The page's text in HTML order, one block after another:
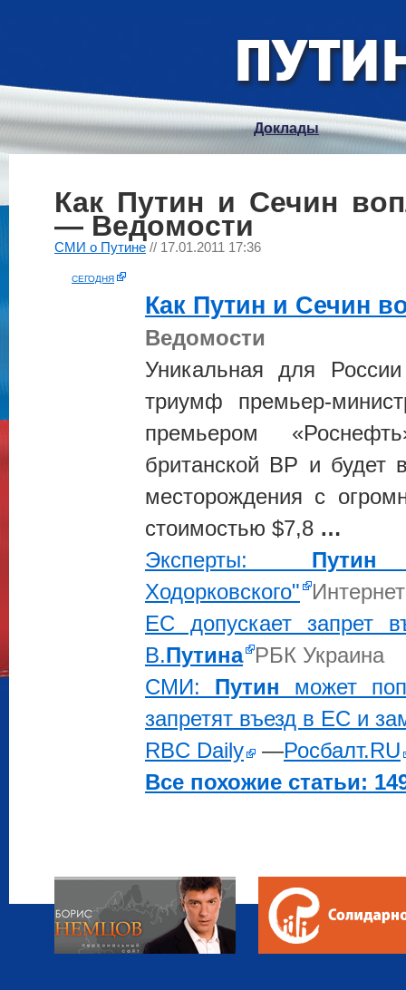
Доклады
Как Путин и Сечин
— Ведомости
СМИ о Путине // 17.01.2011 17:36
СЕГОДНЯ
Как Путин и Сечин
Ведомости
Уникальная для
триумф премьер-
премьером
британской ВР и будет
месторождения с
стоимостью $7,8 …
Эксперты: Путин
Ходорковского"
ЕС допускает запрет
В.Путина РБК Украина
СМИ: Путин может
запретят въезд в ЕС и
RBC Daily
—Росбалт.RU
Все похожие статьи: